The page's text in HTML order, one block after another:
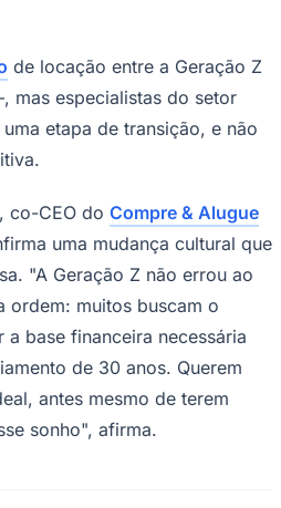
de locação entre a Geração Z
especialistas do setor
etapa de transição, e não
co-CEO do Compre & Alugue
uma mudança cultural que
"A Geração Z não errou ao
ordem: muitos buscam o
base financeira necessária
de 30 anos. Querem
antes mesmo de terem
sonho", afirma.